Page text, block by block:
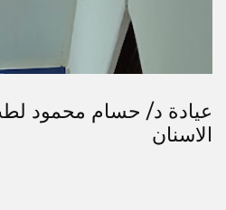
عيادة د/ حسام محمود
الاسنان